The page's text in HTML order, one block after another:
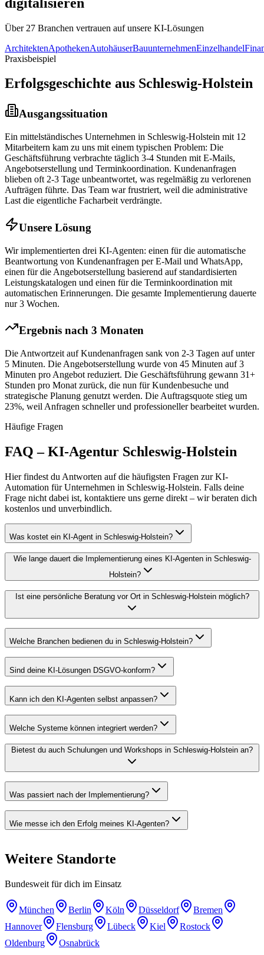
Über 27 Branchen vertrauen auf unsere KI-Lösungen
ArchitektenApothekenAutohäuserBauunternehmenEinzelhandel
Praxisbeispiel
Erfolgsgeschichte aus Schleswig-Holstein
Ausgangssituation
Ein mittelständisches Unternehmen in Schleswig-Holstein mit 12
Mitarbeitern kam zu uns mit einem typischen Problem: Die
Geschäftsführung verbrachte täglich 3-4 Stunden mit E-Mails,
Angebotserstellung und Terminkoordination. Kundenanfragen
blieben oft 2-3 Tage unbeantwortet, was regelmäßig zu verlorenen
Aufträgen führte. Das Team war frustriert, weil die administrative
Last die eigentliche Facharbeit verdrängte.
Unsere Lösung
Wir implementierten drei KI-Agenten: einen für die automatische
Beantwortung von Kundenanfragen per E-Mail und WhatsApp,
einen für die Angebotserstellung basierend auf standardisierten
Leistungskatalogen und einen für die Terminkoordination mit
automatischen Erinnerungen. Die gesamte Implementierung dauerte
nur 3 Wochen.
Ergebnis nach 3 Monaten
Die Antwortzeit auf Kundenanfragen sank von 2-3 Tagen auf unter
5 Minuten. Die Angebotserstellung wurde von 45 Minuten auf 3
Minuten pro Angebot reduziert. Die Geschäftsführung gewann 31+
Stunden pro Monat zurück, die nun für Kundenbesuche und
strategische Planung genutzt werden. Die Auftragsquote stieg um
23%, weil Anfragen schneller und professioneller bearbeitet wurden.
Häufige Fragen
FAQ – KI-Agentur Schleswig-Holstein
Hier findest du Antworten auf die häufigsten Fragen zur KI-
Automation für Unternehmen in Schleswig-Holstein. Falls deine
Frage nicht dabei ist, kontaktiere uns gerne direkt – wir beraten dich
kostenlos und unverbindlich.
Was kostet ein KI-Agent in Schleswig-Holstein?
Wie lange dauert die Implementierung eines KI-Agenten in Schleswig-
Holstein?
Ist eine persönliche Beratung vor Ort in Schleswig-Holstein möglich?
Welche Branchen bedienen du in Schleswig-Holstein?
Sind deine KI-Lösungen DSGVO-konform?
Kann ich den KI-Agenten selbst anpassen?
Welche Systeme können integriert werden?
Bietest du auch Schulungen und Workshops in Schleswig-Holstein an?
Was passiert nach der Implementierung?
Wie messe ich den Erfolg meines KI-Agenten?
Weitere Standorte
Bundesweit für dich im Einsatz
München Berlin Köln Düsseldorf
Bremen
Hannover
Flensburg Lübeck Kiel
Rostock
Oldenburg
Osnabrück